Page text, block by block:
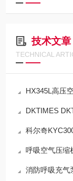
技术文章
TECHNICAL
HX345L高压空气
DKTIMES DKT-
科尔奇
呼吸空气压缩
消防呼吸充气